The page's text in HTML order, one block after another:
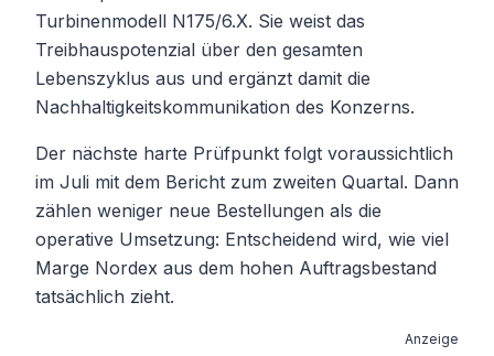
Turbinenmodell N175/6.X. Sie weist das
Treibhauspotenzial über den gesamten
Lebenszyklus aus und ergänzt damit die
Nachhaltigkeitskommunikation des Konzerns.
Der nächste harte Prüfpunkt folgt voraussichtlich
im Juli mit dem Bericht zum zweiten Quartal. Dann
zählen weniger neue Bestellungen als die
operative Umsetzung: Entscheidend wird, wie viel
Marge Nordex aus dem hohen Auftragsbestand
tatsächlich zieht.
Anzeige